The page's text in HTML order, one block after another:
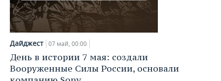
Дайджест 07 май, 00:00
День в истории 7 мая: создали
Вооруженные Силы России, основали